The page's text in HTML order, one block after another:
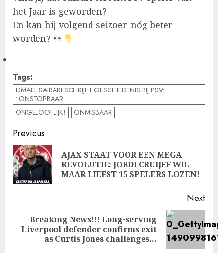
het Jaar is geworden?
En kan hij volgend seizoen nóg beter
worden?
Tags:
ISMAEL SAIBARI SCHRIJFT GESCHIEDENIS BIJ PSV:
“ONSTOPBAAR
ONGELOOFLIJK!
ONMISBAAR
Post
navigation
Previous
AJAX STAAT VOOR EEN MEGA
REVOLUTIE: JORDI CRUIJFF WIL
MAAR LIEFST 15 SPELERS LOZEN!
Next
Next
Breaking News!!! Long-serving
Liverpool defender confirms exit
as Curtis Jones challenges…